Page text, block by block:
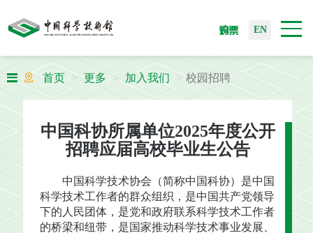
购票 EN
首页 更多 加入我们 校园招聘
中国科协所属单位2025年度公开
招聘应届高校毕业生公告
中国科学技术协会（简称中国科协）是中国
科学技术工作者的群众组织，是中国共产党领导
下的人民团体，是党和政府联系科学技术工作者
的桥梁和纽带，是国家推动科学技术事业发展、